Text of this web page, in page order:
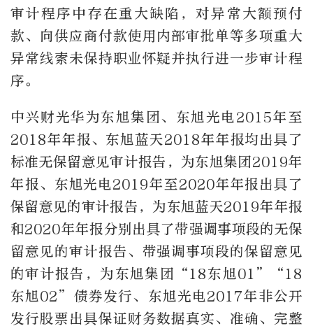
审计程序中存在重大缺陷，对异常大额预付
款、向供应商付款使用内部审批单等多项重大
异常线索未保持职业怀疑并执行进一步审计程
序。
中兴财光华为东旭集团、东旭光电2015年至
2018年年报、东旭蓝天2018年年报均出具了
标准无保留意见审计报告，为东旭集团2019年
年报、东旭光电2019年至2020年年报出具了
保留意见的审计报告，为东旭蓝天2019年年报
和2020年年报分别出具了带强调事项段的无保
留意见的审计报告、带强调事项段的保留意见
的审计报告，为东旭集团“18东旭01”“18
东旭02”债券发行、东旭光电2017年非公开
发行股票出具保证财务数据真实、准确、完整